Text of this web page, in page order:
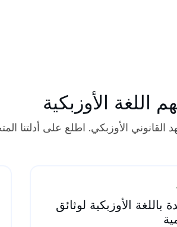
اللغة الأوزبكية
الأوزبكي. اطلع على أدلتنا
باللغة الأوزبكية لوثائق